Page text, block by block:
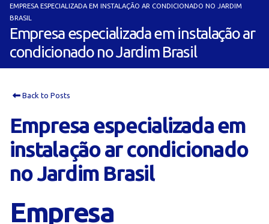
EMPRESA ESPECIALIZADA EM INSTALAÇÃO AR CONDICIONADO NO JARDIM
BRASIL
Empresa especializada em instalação ar
condicionado no Jardim Brasil
Back to Posts
Empresa especializada em
instalação ar condicionado
no Jardim Brasil
Empresa